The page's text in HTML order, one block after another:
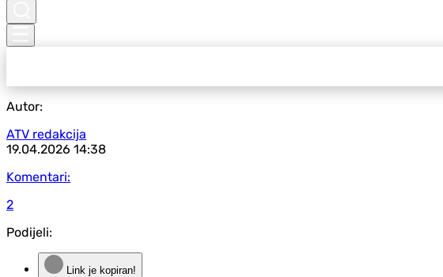
Autor:
ATV redakcija
19.04.2026 14:38
Komentari:
2
Podijeli:
Link je kopiran!